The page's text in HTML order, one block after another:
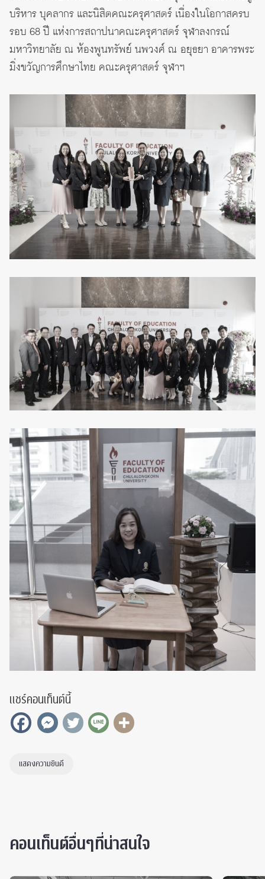
บริหาร บุคลากร และนิสิตคณะครุศาสตร์ เนื่องในโอกาสครบ
รอบ 68 ปี แห่งการสถาปนาคณะครุศาสตร์ จุฬาลงกรณ์
มหาวิทยาลัย ณ ห้องพูนทรัพย์ นพวงศ์ ณ อยุธยา อาคารพระ
มิ่งขวัญการศึกษาไทย คณะครุศาสตร์ จุฬาฯ
แชร์คอนเท็นต์นี้
แสดงความยินดี
คอนเท็นต์อื่นๆที่น่าสนใจ